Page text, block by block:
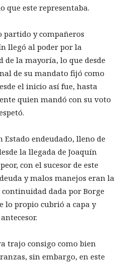
que este representaba.
partido y compañeros
llegó al poder por la
la mayoría, lo que desde
de su mandato fijó como
el inicio así fue, hasta
quien mandó con su voto
Estado endeudado, lleno de
la llegada de Joaquín
con el sucesor de este
y malos manejos eran la
dada por Borge
lo propio cubrió a capa y
trajo consigo como bien
sin embargo, en este